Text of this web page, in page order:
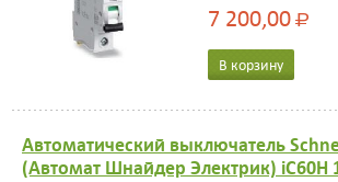
7 200,00Р
В корзину
Автоматический выключатель
(Автомат Шнайдер Электрик) iC60H